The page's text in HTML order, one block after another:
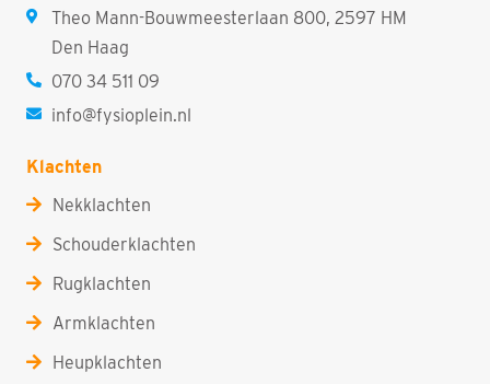
Theo Mann-Bouwmeesterlaan 800, 2597 HM
Den Haag
070 34 511 09
info@fysioplein.nl
Klachten
Nekklachten
Schouderklachten
Rugklachten
Armklachten
Heupklachten